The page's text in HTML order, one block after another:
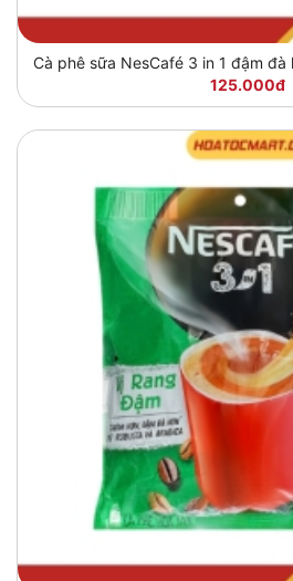
Cà phê sữa NesCafé 3 in 1 đậm đà
125.000đ